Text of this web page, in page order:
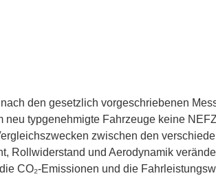
den gesetzlich vorgeschriebenen
typgenehmigte Fahrzeuge keine
zwischen den
Rollwiderstand und Aerodynamik
CO₂-Emissionen und die